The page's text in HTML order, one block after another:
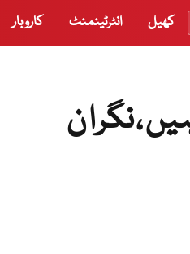
کھیل انٹرٹینمنٹ کاروبار